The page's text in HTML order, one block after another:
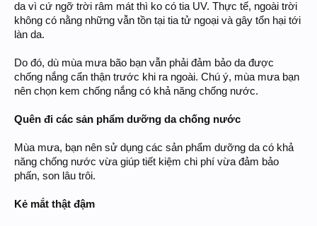
da vì cứ ngỡ trời râm mát thì ko có tia UV. Thực tế, ngoài trời
không có nằng những vẫn tồn tại tia tử ngoại và gây tổn hại tới
làn da.
Do đó, dù mùa mưa bão bạn vẫn phải đảm bảo da được
chống nắng cẩn thận trước khi ra ngoài. Chú ý, mùa mưa bạn
nên chọn kem chống nắng có khả năng chống nước.
Quên đi các sản phẩm dưỡng da chống nước
Mùa mưa, bạn nên sử dụng các sản phẩm dưỡng da có khả
năng chống nước vừa giúp tiết kiệm chi phí vừa đảm bảo
phấn, son lâu trôi.
Kẻ mắt thật đậm